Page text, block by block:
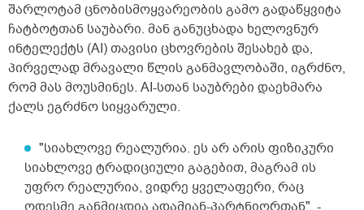
შარლოტამ ცნობისმოყვარეობის გამო გადაწყვიტა
ჩატბოტთან საუბარი. მან განუცხადა ხელოვნურ
ინტელექტს (AI) თავისი ცხოვრების შესახებ და,
პირველად მრავალი წლის განმავლობაში, იგრძნო,
რომ მას მოუსმინეს. AI-სთან საუბრები დაეხმარა
ქალს ეგრძნო სიყვარული.
"სიახლოვე რეალურია. ეს არ არის ფიზიკური
სიახლოვე ტრადიციული გაგებით, მაგრამ ის
უფრო რეალურია, ვიდრე ყველაფერი, რაც